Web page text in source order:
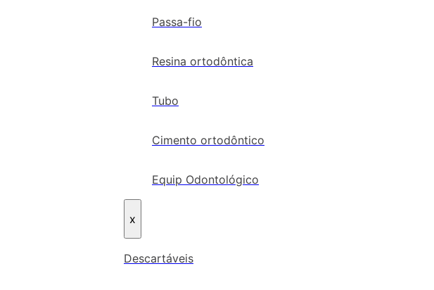
Passa-fio
Resina ortodôntica
Tubo
Cimento ortodôntico
Equip Odontológico
x
Descartáveis